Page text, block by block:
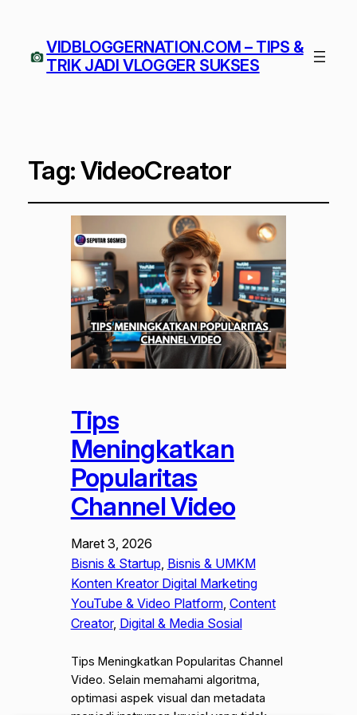
VIDBLOGGERNATION.COM – TIPS &
TRIK JADI VLOGGER SUKSES
Tag:VideoCreator
Tips
Meningkatkan
Popularitas
Channel Video
Maret 3, 2026
Bisnis & Startup, Bisnis & UMKM
Konten Kreator Digital Marketing
YouTube & Video Platform, Content
Creator, Digital & Media Sosial
Tips Meningkatkan Popularitas Channel
Video. Selain memahami algoritma,
optimasi aspek visual dan metadata